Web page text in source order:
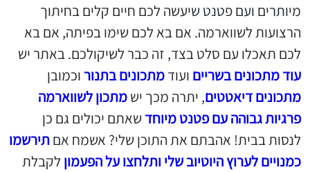
מיותרים ועם פטנט שיעשה לכם חיים קלים בחיתוך
הרצועות לשווארמה. אם בא לכם שימו בפיתה, אם בא
לכם תאכלו עם סלט בצד, זה כבר לשיקולכם. באתר יש
עוד מתכונים בשריים ועודמתכונים בתנורוכמובן
מתכונים דיאטטים, יתרה מכך ישמתכון לשווארמה
פרגיות גבוהה עם פטנט מיוחד שאתם יכולים גם כן
לנסות בבית! אהבתם את התוכן שלי? אשמח אםתירשמו
כמנויים לערוץ היוטיוב שלי ותלחצו על הפעמון לקבלת